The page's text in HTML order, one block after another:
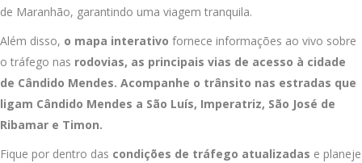
de Maranhão, garantindo uma viagem tranquila.
Além disso, o mapa interativo fornece informações ao vivo sobre
o tráfego nas rodovias, as principais vias de acesso à cidade
de Cândido Mendes. Acompanhe o trânsito nas estradas que
ligam Cândido Mendes a São Luís, Imperatriz, São José de
Ribamar e Timon.
Fique por dentro das condições de tráfego atualizadas e planeje